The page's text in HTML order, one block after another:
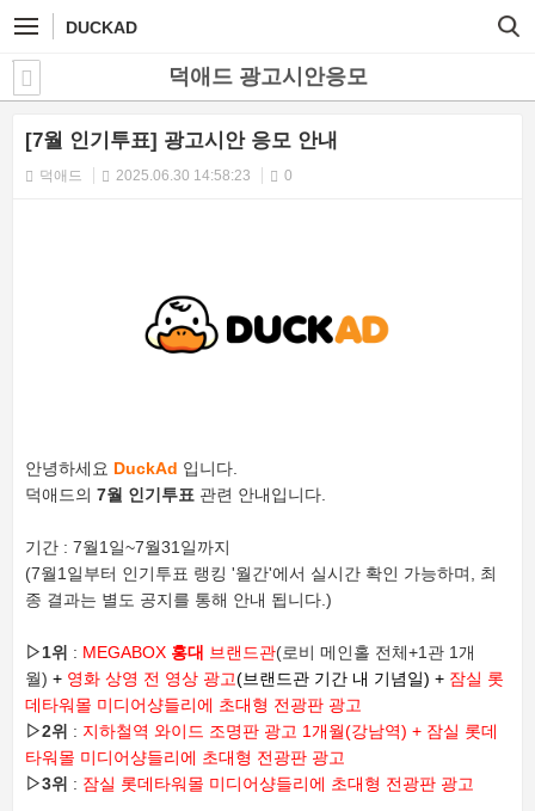
DUCKAD
덕애드 광고시안응모
[7월 인기투표] 광고시안 응모 안내
덕애드 2025.06.30 14:58:23 0
안녕하세요 DuckAd 입니다.
덕애드의 7월 인기투표 관련 안내입니다.
기간 : 7월1일~7월31일까지
(7월1일부터 인기투표 랭킹 '월간'에서 실시간 확인 가능하며, 최
종 결과는 별도 공지를 통해 안내 됩니다.)
▷1위 : MEGABOX 홍대 브랜드관(로비 메인홀 전체+1관 1개
월) + 영화 상영 전 영상 광고(브랜드관 기간 내 기념일) + 잠실 롯
데타워몰 미디어샹들리에 초대형 전광판 광고
▷2위 : 지하철역 와이드 조명판 광고 1개월(강남역) + 잠실 롯데
타워몰 미디어샹들리에 초대형 전광판 광고
▷3위 : 잠실 롯데타워몰 미디어샹들리에 초대형 전광판 광고